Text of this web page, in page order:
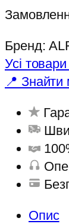
Бренд:
Усі
📍 Знайти
Опис